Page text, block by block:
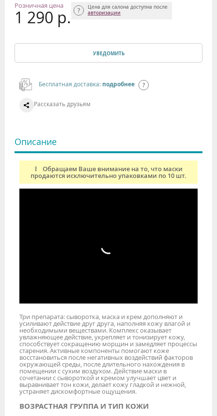
Розничная цена
1 290 р.
Цена для салона доступна после
авторизации
УВЕДОМИТЬ
Бесплатная доставка: подробнее
Рассказать друзьям
Описание
❕ Обращаем Ваше внимание на то, что маски
продаются исключительно упаковками по 10 шт.
Три препарата: сыворотка, маска и крем дополняют и
усиливают действие друг друга, наполняя кожу влагой и
необходимыми веществами. Комплекс оказывает
увлажняющее действие, укрепляет и тонизирует кожу,
способствует сокращению морщин и замедляет процессы
старения. Активные компоненты помогают коже
восстановиться после негативных воздействий факторов
окружающей среды, после длительного нахождения в
помещении с сухим воздухом. Действие маски в
сочетании с сывороткой и кремом улучшает цвет и
выравнивает тон кожи, делает кожу гладкой и нежной,
устраняет дискомфортные ощущения.
ВОЗРАСТНАЯ ГРУППА И ТИП КОЖИ